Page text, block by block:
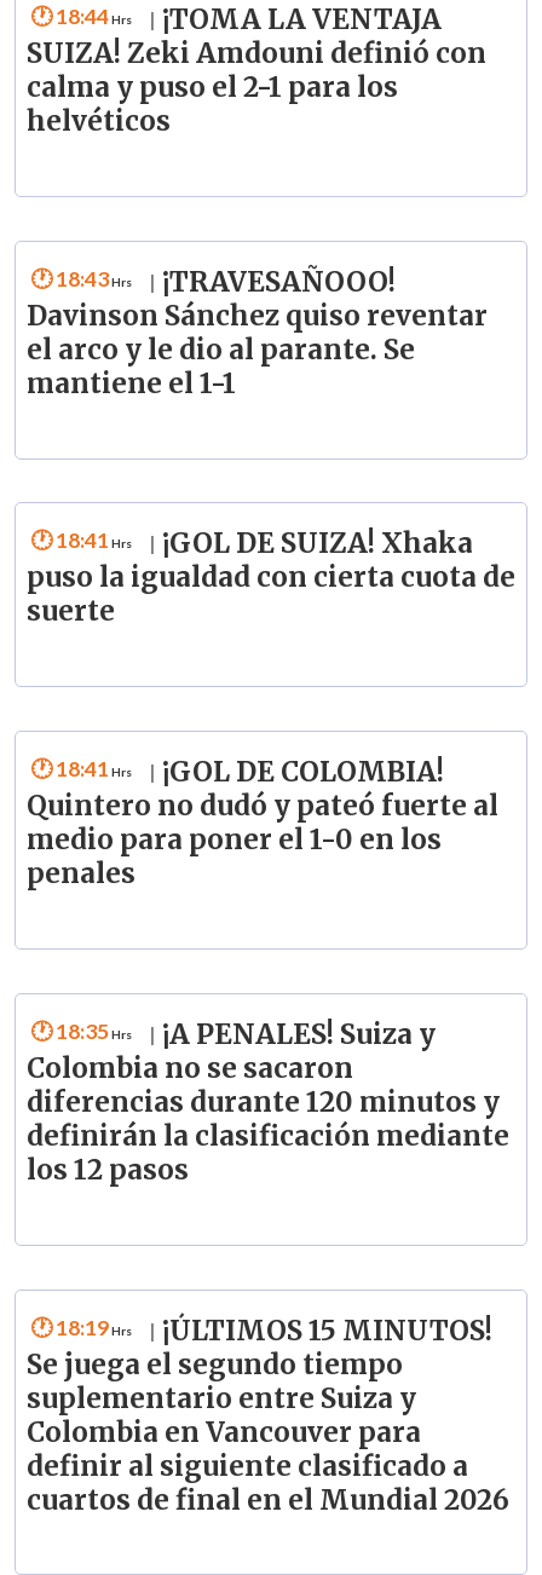
18:44
¡TOMA LA VENTAJA
SUIZA! Zeki Amdouni definió con
calma y puso el 2-1 para los
helvéticos
18:43
¡TRAVESAÑOOO!
Davinson Sánchez quiso reventar
el arco y le dio al parante. Se
mantiene el 1-1
18:41
¡GOL DE SUIZA! Xhaka
puso la igualdad con cierta cuota de
suerte
18:41
¡GOL DE COLOMBIA!
Quintero no dudó y pateó fuerte al
medio para poner el 1-0 en los
penales
18:35
¡A PENALES! Suiza y
Colombia no se sacaron
diferencias durante 120 minutos y
definirán la clasificación mediante
los 12 pasos
18:19
¡ÚLTIMOS 15 MINUTOS!
Se juega el segundo tiempo
suplementario entre Suiza y
Colombia en Vancouver para
definir al siguiente clasificado a
cuartos de final en el Mundial 2026